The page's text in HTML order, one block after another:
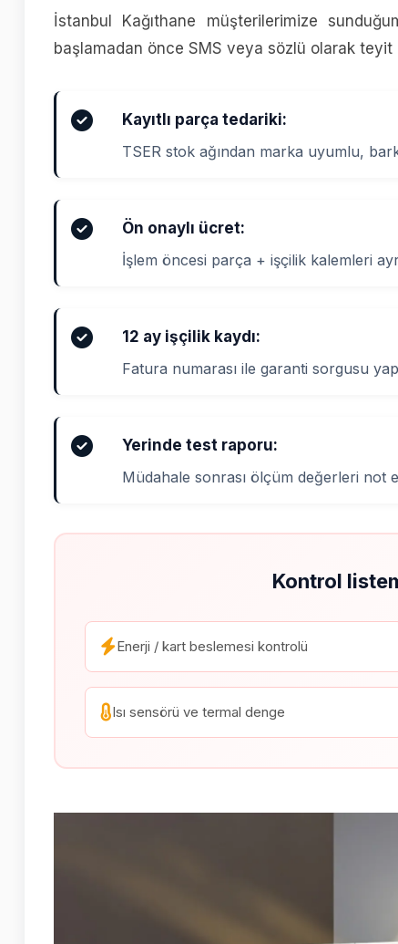
İstanbul Kağıthane müşterilerimize
başlamadan önce SMS veya sözlü olarak teyit
Kayıtlı parça tedariki:
TSER stok ağından marka uyumlu,
Ön onaylı ücret:
İşlem öncesi parça + işçilik kalemleri
12 ay işçilik kaydı:
Fatura numarası ile garanti sorgusu
Yerinde test raporu:
Müdahale sonrası ölçüm değerleri not
Kontrol
Enerji / kart beslemesi kontrolü
Isı sensörü ve termal denge